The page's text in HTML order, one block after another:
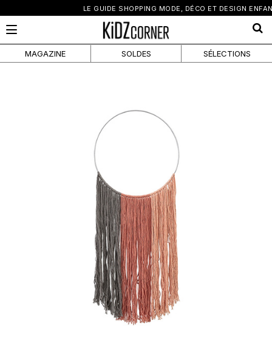
LE GUIDE SHOPPING MODE, DÉCO ET DESIGN ENFANT
×
MAGAZINE SOLDES SÉLECTIONS